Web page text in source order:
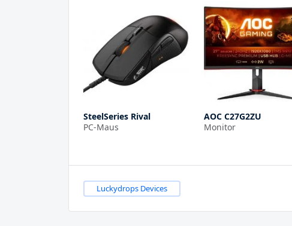
SteelSeries Rival
PC-Maus
AOC C27G2ZU
Monitor
Luckydrops Devices